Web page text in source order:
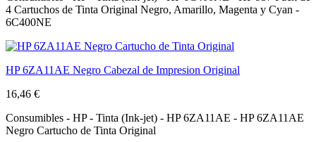
4 Cartuchos de Tinta Original Negro, Amarillo, Magenta y Cyan -
6C400NE
HP 6ZA11AE Negro Cabezal de Impresion Original
16,46 €
Consumibles - HP - Tinta (Ink-jet) - HP 6ZA11AE - HP 6ZA11AE
Negro Cartucho de Tinta Original